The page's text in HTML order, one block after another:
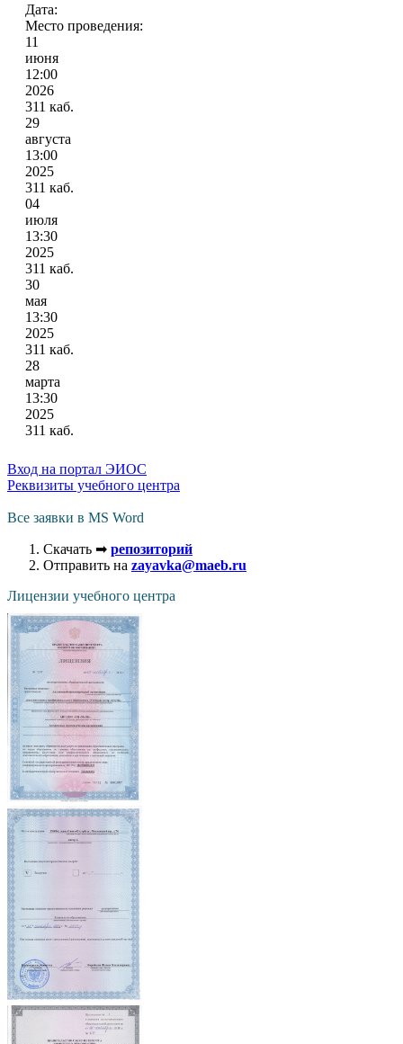
Дата:
Место проведения:
11
июня
12:00
2026
311 каб.
29
августа
13:00
2025
311 каб.
04
июля
13:30
2025
311 каб.
30
мая
13:30
2025
311 каб.
28
марта
13:30
2025
311 каб.
Вход на портал ЭИОС
Реквизиты учебного центра
Все заявки в MS Word
Скачать ➡ репозиторий
Отправить на zayavka@maeb.ru
Лицензии учебного центра